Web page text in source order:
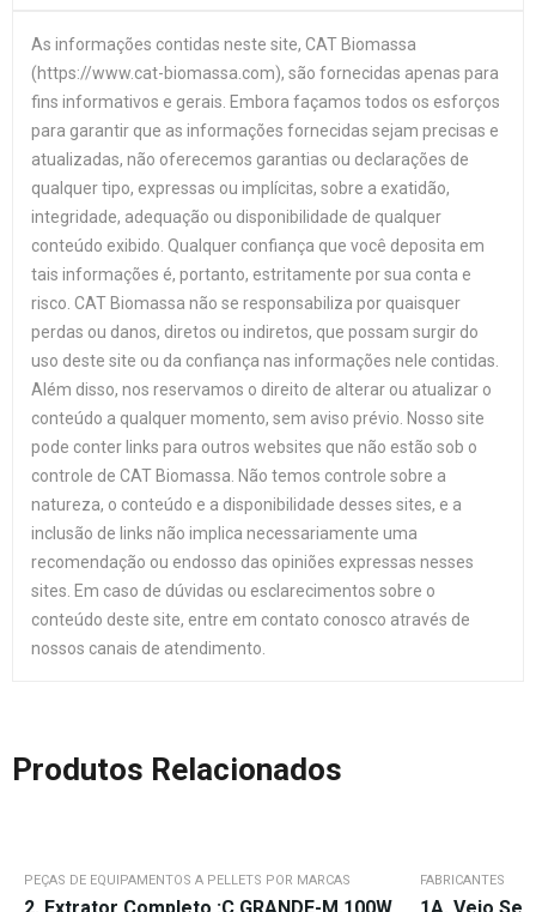
As informações contidas neste site, CAT Biomassa
(https://www.cat-biomassa.com), são fornecidas apenas para
fins informativos e gerais. Embora façamos todos os esforços
para garantir que as informações fornecidas sejam precisas e
atualizadas, não oferecemos garantias ou declarações de
qualquer tipo, expressas ou implícitas, sobre a exatidão,
integridade, adequação ou disponibilidade de qualquer
conteúdo exibido. Qualquer confiança que você deposita em
tais informações é, portanto, estritamente por sua conta e
risco. CAT Biomassa não se responsabiliza por quaisquer
perdas ou danos, diretos ou indiretos, que possam surgir do
uso deste site ou da confiança nas informações nele contidas.
Além disso, nos reservamos o direito de alterar ou atualizar o
conteúdo a qualquer momento, sem aviso prévio. Nosso site
pode conter links para outros websites que não estão sob o
controle de CAT Biomassa. Não temos controle sobre a
natureza, o conteúdo e a disponibilidade desses sites, e a
inclusão de links não implica necessariamente uma
recomendação ou endosso das opiniões expressas nesses
sites. Em caso de dúvidas ou esclarecimentos sobre o
conteúdo deste site, entre em contato conosco através de
nossos canais de atendimento.
Produtos Relacionados
PEÇAS DE EQUIPAMENTOS A PELLETS POR MARCAS FABRICANTES